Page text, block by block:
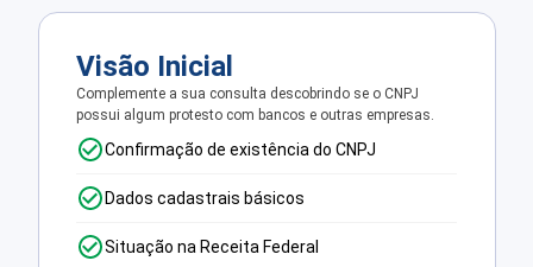
Visão Inicial
Complemente a sua consulta descobrindo se o CNPJ
possui algum protesto com bancos e outras empresas.
Confirmação de existência do CNPJ
Dados cadastrais básicos
Situação na Receita Federal